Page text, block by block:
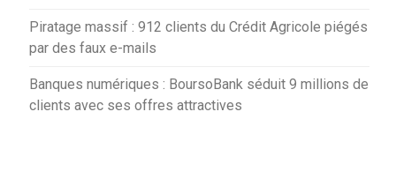
Piratage massif : 912 clients du Crédit Agricole piégés
par des faux e-mails
Banques numériques : BoursoBank séduit 9 millions de
clients avec ses offres attractives